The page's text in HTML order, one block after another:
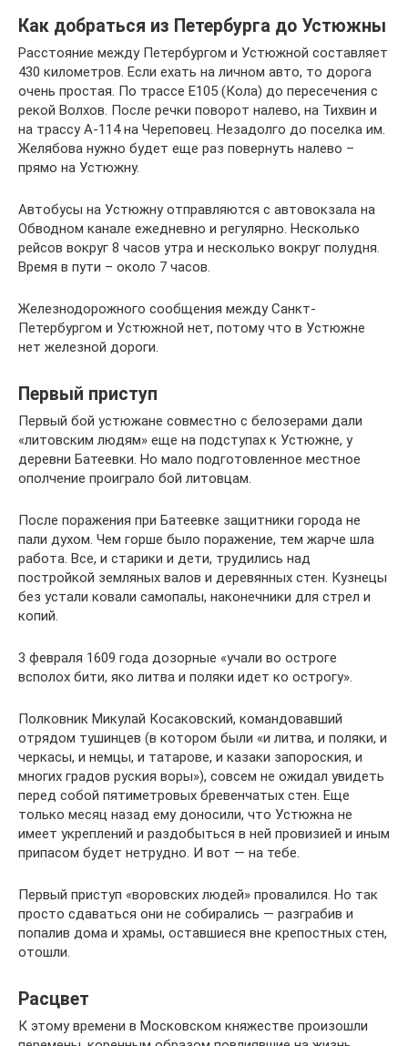
Как добраться из Петербурга до Устюжны
Расстояние между Петербургом и Устюжной составляет
430 километров. Если ехать на личном авто, то дорога
очень простая. По трассе Е105 (Кола) до пересечения с
рекой Волхов. После речки поворот налево, на Тихвин и
на трассу А-114 на Череповец. Незадолго до поселка им.
Желябова нужно будет еще раз повернуть налево –
прямо на Устюжну.
Автобусы на Устюжну отправляются с автовокзала на
Обводном канале ежедневно и регулярно. Несколько
рейсов вокруг 8 часов утра и несколько вокруг полудня.
Время в пути – около 7 часов.
Железнодорожного сообщения между Санкт-
Петербургом и Устюжной нет, потому что в Устюжне
нет железной дороги.
Первый приступ
Первый бой устюжане совместно с белозерами дали
«литовским людям» еще на подступах к Устюжне, у
деревни Батеевки. Но мало подготовленное местное
ополчение проиграло бой литовцам.
После поражения при Батеевке защитники города не
пали духом. Чем горше было поражение, тем жарче шла
работа. Все, и старики и дети, трудились над
постройкой земляных валов и деревянных стен. Кузнецы
без устали ковали самопалы, наконечники для стрел и
копий.
3 февраля 1609 года дозорные «учали во остроге
всполох бити, яко литва и поляки идет ко острогу».
Полковник Микулай Косаковский, командовавший
отрядом тушинцев (в котором были «и литва, и поляки, и
черкасы, и немцы, и татарове, и казаки запороския, и
многих градов руския воры»), совсем не ожидал увидеть
перед собой пятиметровых бревенчатых стен. Еще
только месяц назад ему доносили, что Устюжна не
имеет укреплений и раздобыться в ней провизией и иным
припасом будет нетрудно. И вот — на тебе.
Первый приступ «воровских людей» провалился. Но так
просто сдаваться они не собирались — разграбив и
попалив дома и храмы, оставшиеся вне крепостных стен,
отошли.
Расцвет
К этому времени в Московском княжестве произошли